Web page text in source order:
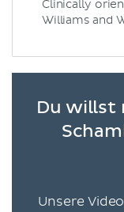
Clinically
Williams and
Du willst
Unsere